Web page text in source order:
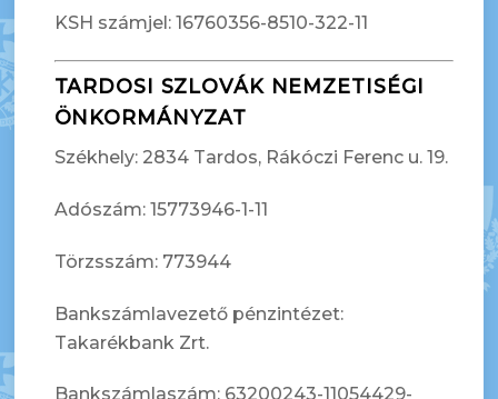
KSH számjel: 16760356-8510-322-11
TARDOSI SZLOVÁK NEMZETISÉGI
ÖNKORMÁNYZAT
Székhely: 2834 Tardos, Rákóczi Ferenc u. 19.
Adószám: 15773946-1-11
Törzsszám: 773944
Bankszámlavezető pénzintézet:
Takarékbank Zrt.
Bankszámlaszám: 63200243-11054429-